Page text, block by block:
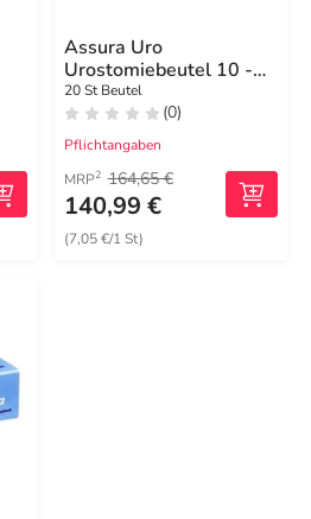
Assura Uro
Urostomiebeutel 10 -
55mm
20 St Beutel
(0)
Pflichtangaben
MRP2 164,65 €
140,99 €
(7,05 €/1 St)